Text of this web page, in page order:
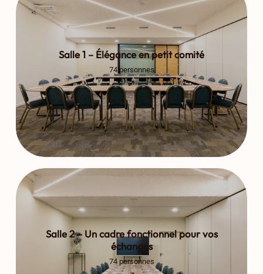
Salle 1 – Élégance en petit comité
74 personnes
Salle 2 – Un cadre fonctionnel pour vos
échanges
74 personnes